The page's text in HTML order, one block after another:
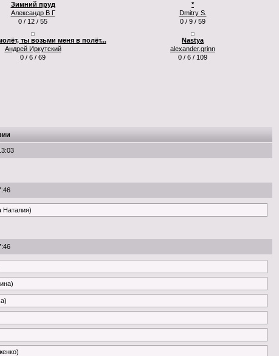
Зимний пруд
Александр В Г
0 / 12 / 55
*
Dmitry S.
0 / 9 / 59
ты возьми меня в полёт...
Андрей Иркутский
0 / 6 / 69
Nastya
alexander.grinn
0 / 6 / 109
Наталия)